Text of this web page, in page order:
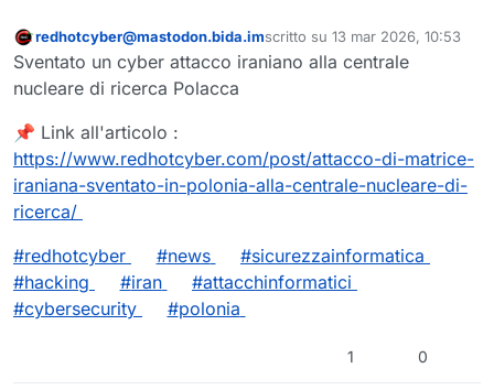
Questo utente è esterno a questo forum
redhotcyber@mastodon.bida.imscritto su 13 mar 2026, 10:53
ultima modifica di
Sventato un cyber attacco iraniano alla centrale
nucleare di ricerca Polacca
📌 Link all'articolo :
https://www.redhotcyber.com/post/attacco-di-matrice-
iraniana-sventato-in-polonia-alla-centrale-nucleare-di-
ricerca/
#redhotcyber #news #sicurezzainformatica
#hacking #iran #attacchinformatici
#cybersecurity #polonia
1 0